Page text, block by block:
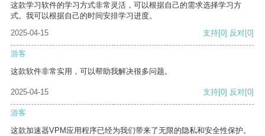
这款学习软件的学习方式非常灵活，可以根据自己的需求选择学习方
式。我可以根据自己的时间安排学习进度。
2025-04-15
支持[0] 反对[0]
游客
这款软件非常实用，可以帮助我解决很多问题。
2025-04-15 支持[0] 反对[0]
游客
这款加速器VPM应用程序已经为我们带来了无限的隐私和安全性保护。